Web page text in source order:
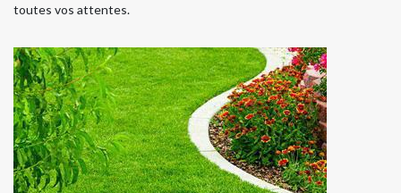
toutes vos attentes.